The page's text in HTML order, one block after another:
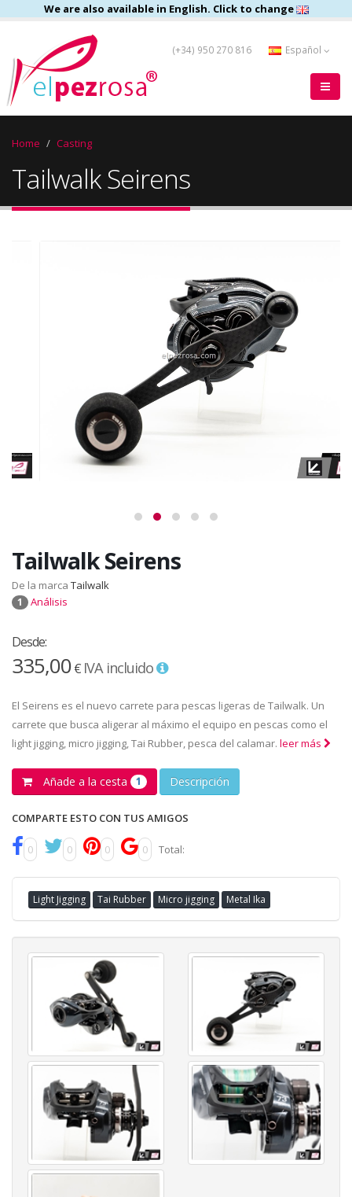
We are also available in English. Click to change
(+34) 950 270 816 Español
Home Casting
Tailwalk Seirens
Tailwalk Seirens
De la marca Tailwalk
1 Análisis
Desde:
335,00€ IVA incluido
El Seirens es el nuevo carrete para pescas ligeras de Tailwalk. Un
carrete que busca aligerar al máximo el equipo en pescas como el
light jigging, micro jigging, Tai Rubber, pesca del calamar. leer más
Añade a la cesta 1 Descripción
COMPARTE ESTO CON TUS AMIGOS
0 0 0 0 Total:
Light Jigging Tai Rubber Micro jigging Metal Ika